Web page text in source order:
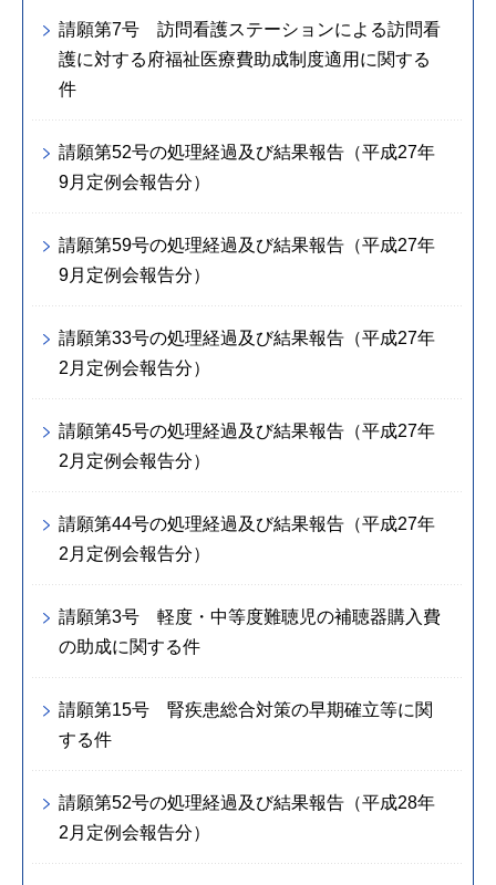
請願第7号 訪問看護ステーションによる訪問看
護に対する府福祉医療費助成制度適用に関する
件
請願第52号の処理経過及び結果報告（平成27年
9月定例会報告分）
請願第59号の処理経過及び結果報告（平成27年
9月定例会報告分）
請願第33号の処理経過及び結果報告（平成27年
2月定例会報告分）
請願第45号の処理経過及び結果報告（平成27年
2月定例会報告分）
請願第44号の処理経過及び結果報告（平成27年
2月定例会報告分）
請願第3号 軽度・中等度難聴児の補聴器購入費
の助成に関する件
請願第15号 腎疾患総合対策の早期確立等に関
する件
請願第52号の処理経過及び結果報告（平成28年
2月定例会報告分）